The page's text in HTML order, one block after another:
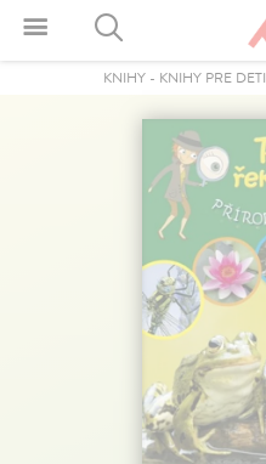
KNIHY - KNIHY PRE DETI